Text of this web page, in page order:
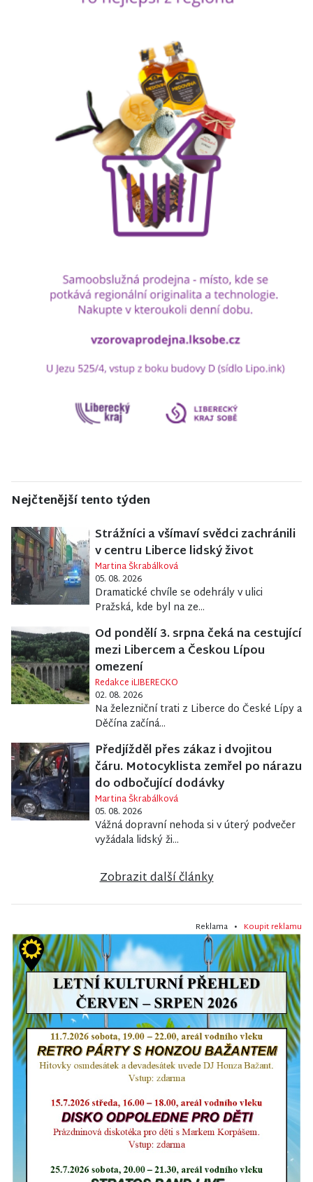
Nejčtenější tento týden
Strážníci a všímaví svědci zachránili
v centru Liberce lidský život
Martina Škrabálková
05. 08. 2026
Dramatické chvíle se odehrály v ulici
Pražská, kde byl na ze...
Od pondělí 3. srpna čeká na cestující
mezi Libercem a Českou Lípou
omezení
Redakce iLIBERECKO
02. 08. 2026
Na železniční trati z Liberce do České Lípy a
Děčína začíná...
Předjížděl přes zákaz i dvojitou
čáru. Motocyklista zemřel po nárazu
do odbočující dodávky
Martina Škrabálková
05. 08. 2026
Vážná dopravní nehoda si v úterý podvečer
vyžádala lidský ži...
Zobrazit další články
Reklama • Koupit reklamu